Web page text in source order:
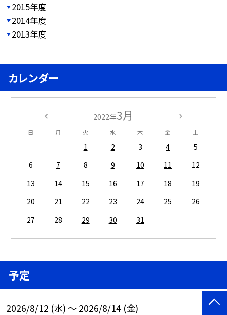
2015年度
2014年度
2013年度
カレンダー
2022年3月
日 月 火 水 木 金 土
1 2 3 4
5
6
7 8 9 10 11
12
13
14 15 16 17 18
19
20
21 22 23 24 25
26
27
28 29 30 31
予定
2026/8/12 (水) ～ 2026/8/14 (金)